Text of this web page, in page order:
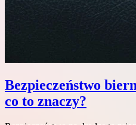
Bezpieczeństwo
co to znaczy?